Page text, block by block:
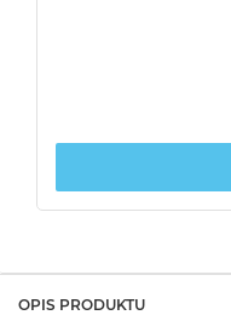
OPIS PRODUKTU